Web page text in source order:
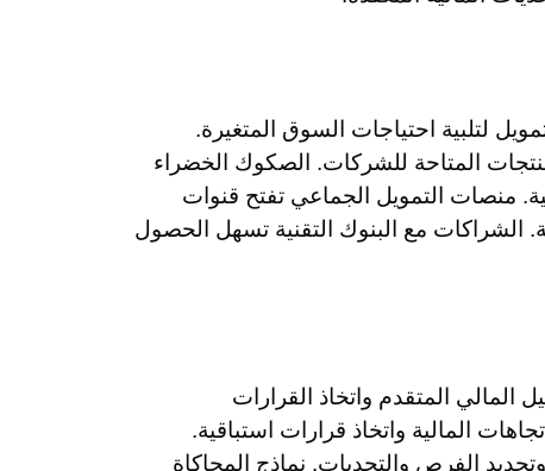
لتلبية احتياجات السوق المتغيرة.
المتاحة للشركات. الصكوك الخضراء
منصات التمويل الجماعي تفتح قنوات
مع البنوك التقنية تسهل الحصول
المالي المتقدم واتخاذ القرارات
المالية واتخاذ قرارات استباقية.
الفرص والتحديات. نماذج المحاكاة